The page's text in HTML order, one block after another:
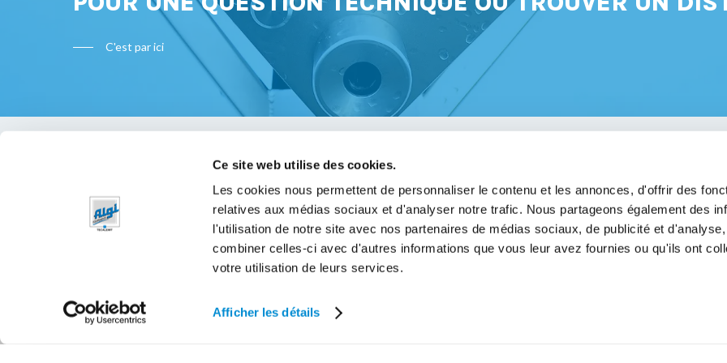
Ce site web utilise des cookies.
Les cookies nous permettent de personnaliser le contenu et les annonces, d'offrir des
relatives aux médias sociaux et d'analyser notre trafic. Nous partageons également des
l'utilisation de notre site avec nos partenaires de médias sociaux, de publicité et
combiner celles-ci avec d'autres informations que vous leur avez fournies ou qu'ils ont
votre utilisation de leurs services.
Afficher les détails
C'est par ici
Bon à savoir
Politique de confidentialité